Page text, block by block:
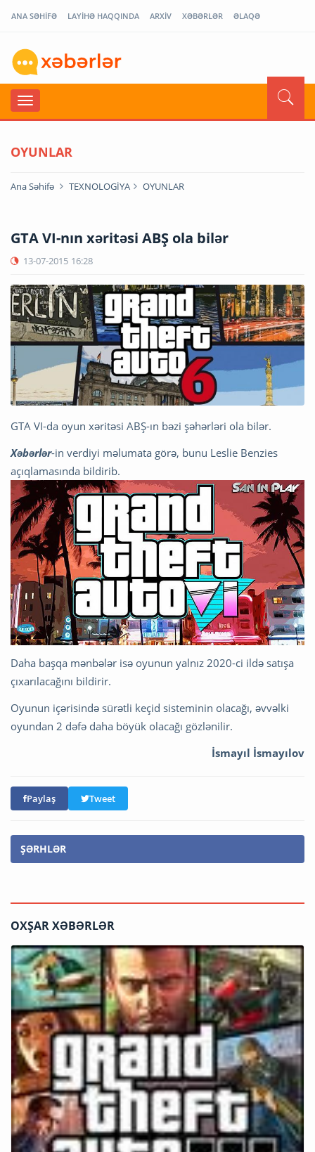
ANA SƏHİFƏ LAYİHƏ HAQQINDA ARXİV XƏBƏRLƏR ƏLAQƏ
OYUNLAR
Ana Səhifə TEXNOLOGİYA OYUNLAR
GTA VI-nın xəritəsi ABŞ ola bilər
13-07-2015 16:28
GTA VI-da oyun xəritəsi ABŞ-ın bəzi şəhərləri ola bilər.
Xəbərlər-in verdiyi məlumata görə, bunu Leslie Benzies
açıqlamasında bildirib.
Daha başqa mənbələr isə oyunun yalnız 2020-ci ildə satışa
çıxarılacağını bildirir.
Oyunun içərisində sürətli keçid sisteminin olacağı, əvvəlki
oyundan 2 dəfə daha böyük olacağı gözlənilir.
İsmayıl İsmayılov
Paylaş Tweet
ŞƏRHLƏR
OXŞAR XƏBƏRLƏR